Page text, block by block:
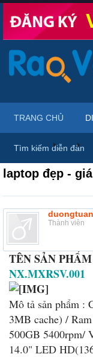
Diễn đàn ...
laptop đẹp -
Thành viên
TÊN SẢN
NX.MXRSV.001
Mô tả sản phẩm :
3MB cache) /
500GB 5400rpm/
14.0" LED
TRANG CHỦ
Tìm kiếm diễn đàn